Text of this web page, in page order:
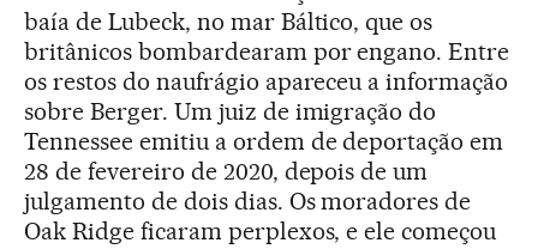
baía de Lubeck, no mar Báltico, que os
britânicos bombardearam por engano. Entre
os restos do naufrágio apareceu a informação
sobre Berger. Um juiz de imigração do
Tennessee emitiu a ordem de deportação em
28 de fevereiro de 2020, depois de um
julgamento de dois dias. Os moradores de
Oak Ridge ficaram perplexos, e ele começou